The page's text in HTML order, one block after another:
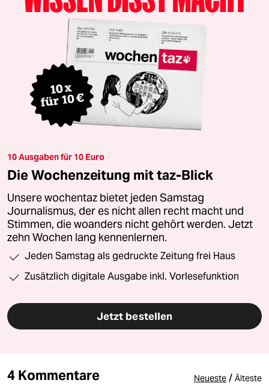
10 Ausgaben für 10 Euro
Die Wochenzeitung mit taz-Blick
Unsere wochentaz bietet jeden Samstag
Journalismus, der es nicht allen recht macht und
Stimmen, die woanders nicht gehört werden. Jetzt
zehn Wochen lang kennenlernen.
Jeden Samstag als gedruckte Zeitung frei Haus
Zusätzlich digitale Ausgabe inkl. Vorlesefunktion
Jetzt bestellen
4 Kommentare Neueste / Älteste